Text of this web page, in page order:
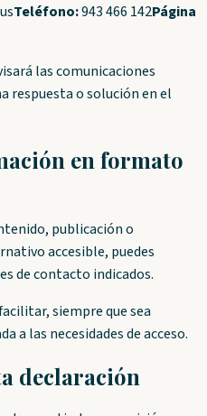
Teléfono:943 466 142Página
las comunicaciones
respuesta o solución en el
en formato
publicación o
accesible, puedes
de contacto indicados.
siempre que sea
a las necesidades de acceso.
declaración